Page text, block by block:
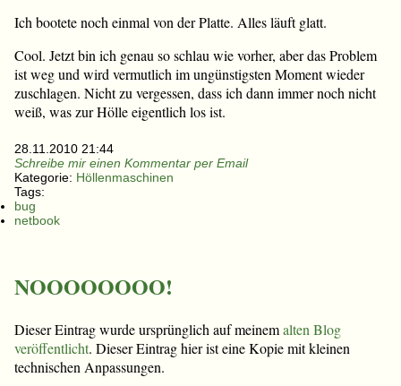
Ich bootete noch einmal von der Platte. Alles läuft glatt.
Cool. Jetzt bin ich genau so schlau wie vorher, aber das Problem
ist weg und wird vermutlich im ungünstigsten Moment wieder
zuschlagen. Nicht zu vergessen, dass ich dann immer noch nicht
weiß, was zur Hölle eigentlich los ist.
28.11.2010 21:44
Schreibe mir einen Kommentar per Email
Kategorie: Höllenmaschinen
Tags:
bug
netbook
NOOOOOOOO!
Dieser Eintrag wurde ursprünglich auf meinemalten Blog
veröffentlicht. Dieser Eintrag hier ist eine Kopie mit kleinen
technischen Anpassungen.